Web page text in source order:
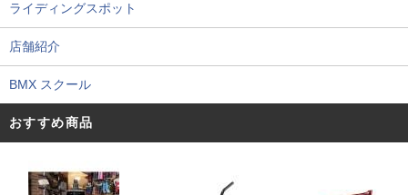
ライディングスポット
店舗紹介
BMX スクール
おすすめ商品